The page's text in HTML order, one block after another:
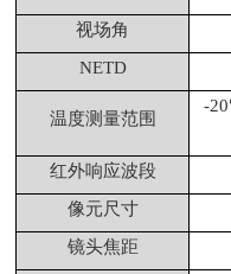
视场角
NETD
温度测量范围
-
红外响应波段
像元尺寸
镜头焦距